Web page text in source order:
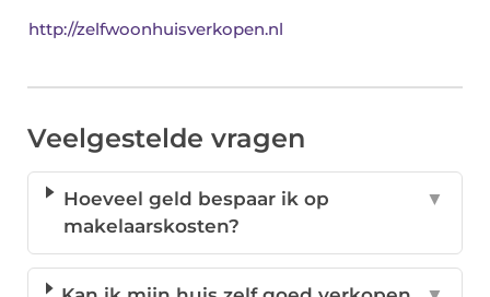
http://zelfwoonhuisverkopen.nl
Veelgestelde vragen
Hoeveel geld bespaar ik op
makelaarskosten?
▼